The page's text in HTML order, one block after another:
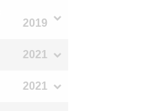
2019
2021
2021